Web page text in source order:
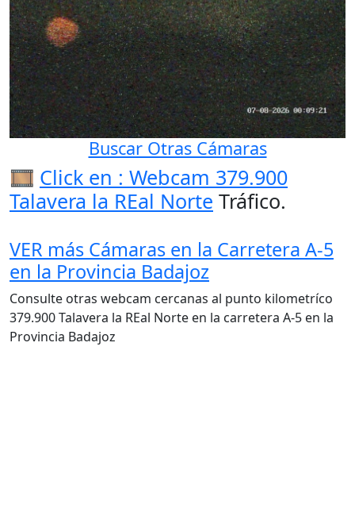
Buscar Otras Cámaras
🎞️ Click en : Webcam 379.900
Talavera la REal Norte Tráfico.
VER más Cámaras en la Carretera A-5
en la Provincia Badajoz
Consulte otras webcam cercanas al punto kilometríco
379.900 Talavera la REal Norte en la carretera A-5 en la
Provincia Badajoz